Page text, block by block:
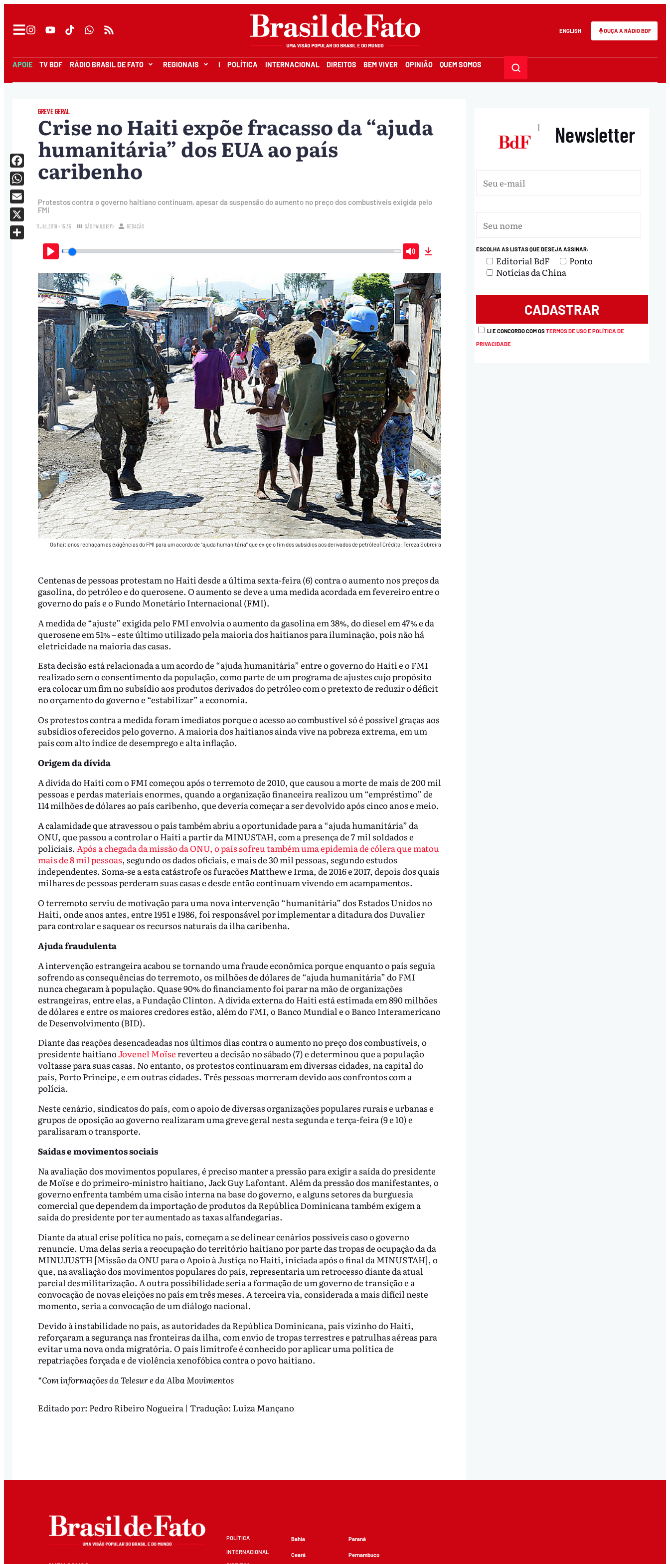
ENGLISH OUÇA A RÁDIO BDF
APOIE TV BDF RÁDIO BRASIL DE FATO REGIONAIS I POLÍTICA INTERNACIONAL DIREITOS BEM VIVER OPINIÃO QUEM SOMOS
GREVE GERAL
Crise no Haiti expõe fracasso da “ajuda
humanitária” dos EUA ao país
caribenho
Protestos contra o governo haitiano continuam, apesar da suspensão do aumento no preço dos combustíveis exigida pelo
FMI
11.JUL.2018 - 15:35 SÃO PAULO (SP) REDAÇÃO
Play Mute
Os haitianos rechaçam as exigências do FMI para um acordo de “ajuda humanitária” que exige o fim dos subsídios aos derivados de petróleo Crédito: Tereza Sobreira
Centenas de pessoas protestam no Haiti desde a última sexta-feira (6) contra o aumento nos preços da
gasolina, do petróleo e do querosene. O aumento se deve a uma medida acordada em fevereiro entre o
governo do país e o Fundo Monetário Internacional (FMI).
A medida de “ajuste” exigida pelo FMI envolvia o aumento da gasolina em 38%, do diesel em 47% e da
querosene em 51% – este último utilizado pela maioria dos haitianos para iluminação, pois não há
eletricidade na maioria das casas.
Esta decisão está relacionada a um acordo de “ajuda humanitária” entre o governo do Haiti e o FMI
realizado sem o consentimento da população, como parte de um programa de ajustes cujo propósito
era colocar um fim no subsídio aos produtos derivados do petróleo com o pretexto de reduzir o déficit
no orçamento do governo e “estabilizar” a economia.
Os protestos contra a medida foram imediatos porque o acesso ao combustível só é possível graças aos
subsídios oferecidos pelo governo. A maioria dos haitianos ainda vive na pobreza extrema, em um
país com alto índice de desemprego e alta inflação.
Origem da dívida
A dívida do Haiti com o FMI começou após o terremoto de 2010, que causou a morte de mais de 200 mil
pessoas e perdas materiais enormes, quando a organização financeira realizou um “empréstimo” de
114 milhões de dólares ao país caribenho, que deveria começar a ser devolvido após cinco anos e meio.
A calamidade que atravessou o país também abriu a oportunidade para a “ajuda humanitária” da
ONU, que passou a controlar o Haiti a partir da MINUSTAH, com a presença de 7 mil soldados e
policiais. Após a chegada da missão da ONU, o país sofreu também uma epidemia de cólera que matou
mais de 8 mil pessoas, segundo os dados oficiais, e mais de 30 mil pessoas, segundo estudos
independentes. Soma-se a esta catástrofe os furacões Matthew e Irma, de 2016 e 2017, depois dos quais
milhares de pessoas perderam suas casas e desde então continuam vivendo em acampamentos.
O terremoto serviu de motivação para uma nova intervenção “humanitária” dos Estados Unidos no
Haiti, onde anos antes, entre 1951 e 1986, foi responsável por implementar a ditadura dos Duvalier
para controlar e saquear os recursos naturais da ilha caribenha.
Ajuda fraudulenta
A intervenção estrangeira acabou se tornando uma fraude econômica porque enquanto o país seguia
sofrendo as consequências do terremoto, os milhões de dólares de “ajuda humanitária” do FMI
nunca chegaram à população. Quase 90% do financiamento foi parar na mão de organizações
estrangeiras, entre elas, a Fundação Clinton. A dívida externa do Haiti está estimada em 890 milhões
de dólares e entre os maiores credores estão, além do FMI, o Banco Mundial e o Banco Interamericano
de Desenvolvimento (BID).
Diante das reações desencadeadas nos últimos dias contra o aumento no preço dos combustíveis, o
presidente haitianoJovenel Moïse reverteu a decisão no sábado (7) e determinou que a população
voltasse para suas casas. No entanto, os protestos continuaram em diversas cidades, na capital do
país, Porto Príncipe, e em outras cidades. Três pessoas morreram devido aos confrontos com a
polícia.
Neste cenário, sindicatos do país, com o apoio de diversas organizações populares rurais e urbanas e
grupos de oposição ao governo realizaram uma greve geral nesta segunda e terça-feira (9 e 10) e
paralisaram o transporte.
Saídas e movimentos sociais
Na avaliação dos movimentos populares, é preciso manter a pressão para exigir a saída do presidente
de Moïse e do primeiro-ministro haitiano, Jack Guy Lafontant. Além da pressão dos manifestantes, o
governo enfrenta também uma cisão interna na base do governo, e alguns setores da burguesia
comercial que dependem da importação de produtos da República Dominicana também exigem a
saída do presidente por ter aumentado as taxas alfandegarias.
Diante da atual crise política no país, começam a se delinear cenários possíveis caso o governo
renuncie. Uma delas seria a reocupação do território haitiano por parte das tropas de ocupação da da
MINUJUSTH [Missão da ONU para o Apoio à Justiça no Haiti, iniciada após o final da MINUSTAH], o
que, na avaliação dos movimentos populares do país, representaria um retrocesso diante da atual
parcial desmilitarização. A outra possibilidade seria a formação de um governo de transição e a
convocação de novas eleições no país em três meses. A terceira via, considerada a mais difícil neste
momento, seria a convocação de um diálogo nacional.
Devido à instabilidade no país, as autoridades da República Dominicana, país vizinho do Haiti,
reforçaram a segurança nas fronteiras da ilha, com envio de tropas terrestres e patrulhas aéreas para
evitar uma nova onda migratória. O país limítrofe é conhecido por aplicar uma política de
repatriações forçada e de violência xenofóbica contra o povo haitiano.
*Com informações da Telesur e da Alba Movimentos
Facebook
WhatsApp
Email
X
Editado por: Pedro Ribeiro Nogueira | Tradução: Luiza Mançano
| Newsletter
ESCOLHA AS LISTAS QUE DESEJA ASSINAR:
Editorial BdF
Ponto
Notícias da China
LI E CONCORDO COM OSTERMOS DE USO E POLÍTICA DE
PRIVACIDADE
POLÍTICA
INTERNACIONAL
Bahia
Ceará
Paraná
Pernambuco